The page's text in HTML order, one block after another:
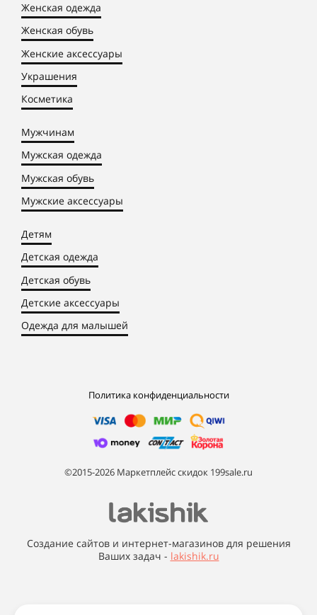
Женская одежда
Женская обувь
Женские аксессуары
Украшения
Косметика
Мужчинам
Мужская одежда
Мужская обувь
Мужские аксессуары
Детям
Детская одежда
Детская обувь
Детские аксессуары
Одежда для малышей
Политика конфиденциальности
©2015-2026 Маркетплейс скидок 199sale.ru
Создание сайтов и интернет-магазинов для решения
Ваших задач - lakishik.ru